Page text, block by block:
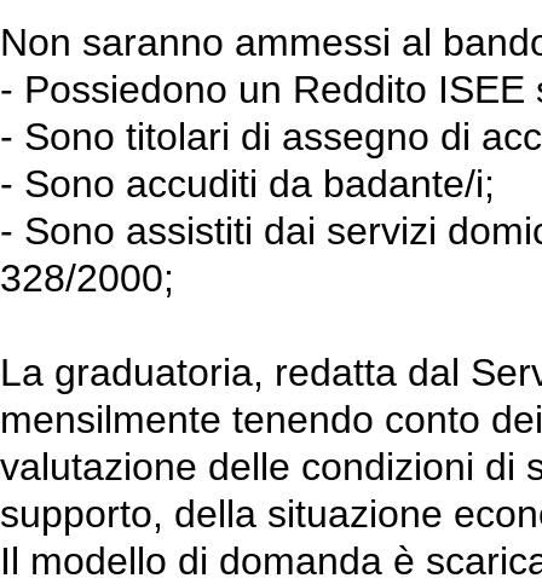
Non saranno ammessi al
- Possiedono un Reddito
- Sono titolari di assegno di
- Sono accuditi da badante/i;
- Sono assistiti dai servizi
328/2000;
La graduatoria, redatta dal
mensilmente tenendo conto
valutazione delle condizioni di
supporto, della situazione
Il modello di domanda è